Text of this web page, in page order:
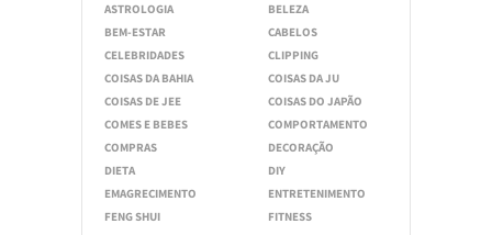
ASTROLOGIA
BELEZA
BEM-ESTAR
CABELOS
CELEBRIDADES
CLIPPING
COISAS DA BAHIA
COISAS DA JU
COISAS DE JEE
COISAS DO JAPÃO
COMES E BEBES
COMPORTAMENTO
COMPRAS
DECORAÇÃO
DIETA
DIY
EMAGRECIMENTO
ENTRETENIMENTO
FENG SHUI
FITNESS